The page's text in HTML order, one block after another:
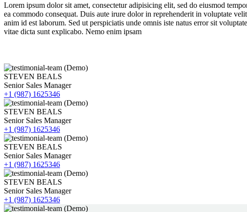
Lorem ipsum dolor sit amet, consectetur adipisicing elit, sed do eiusmod
ea commodo consequat. Duis aute irure dolor in reprehenderit in voluptate
anim id est laborum. Sed ut perspiciatis unde omnis iste natus error sit
vitae dicta sunt explicabo. Nemo enim ipsam
STEVEN BEALS
Senior Sales Manager
+1 (987) 1625346
STEVEN BEALS
Senior Sales Manager
+1 (987) 1625346
STEVEN BEALS
Senior Sales Manager
+1 (987) 1625346
STEVEN BEALS
Senior Sales Manager
+1 (987) 1625346